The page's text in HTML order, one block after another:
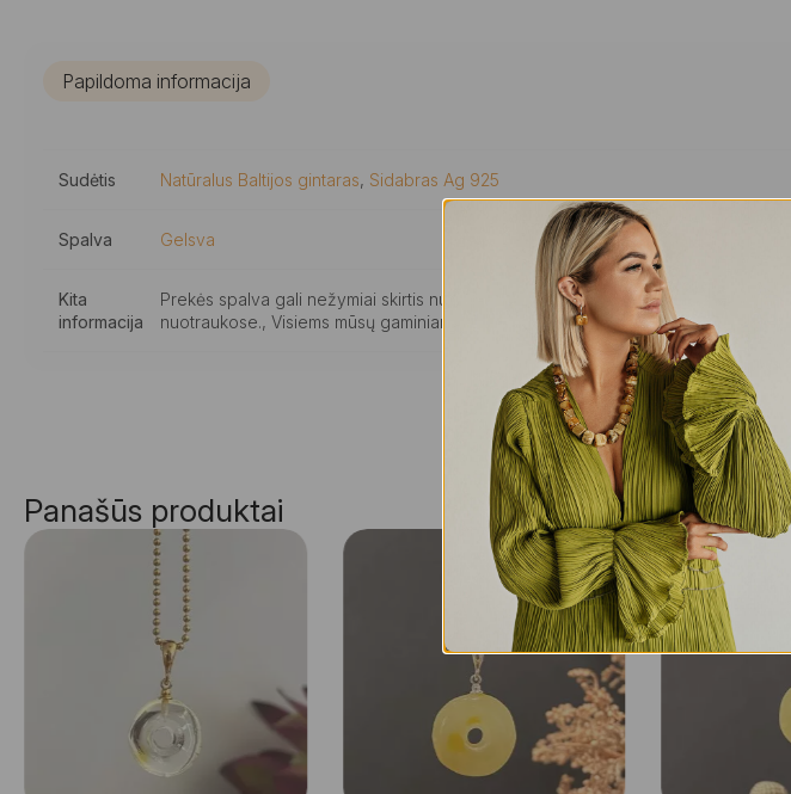
Papildoma informacija
Sudėtis Natūralus Baltijos gintaras, Sidabras Ag 925
Spalva Gelsva
Kita
informacija
Prekės spalva gali nežymiai skirtis nuo elektroninėje parduotuvėje
nuotraukose., Visiems mūsų gaminiams suteikiama 24 mėn. kokybės garantija.
Panašūs produktai